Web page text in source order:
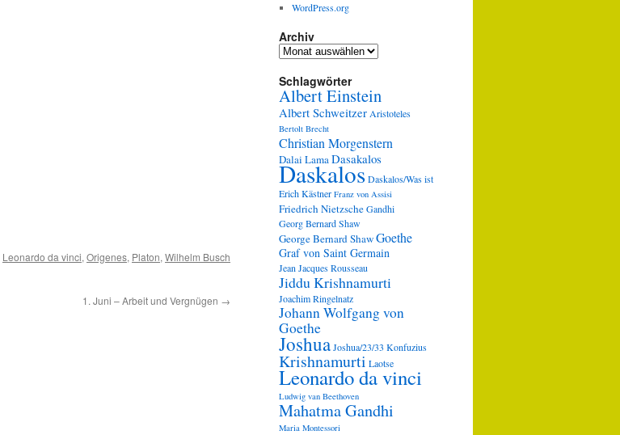
Leonardo da vinci, Origenes, Platon, Wilhelm Busch
1. Juni – Arbeit und Vergnügen →
WordPress.org
Archiv
Archiv
Schlagwörter
Albert Einstein
Albert Schweitzer Aristoteles
Bertolt Brecht
Christian Morgenstern
Dalai LamaDasakalos
DaskalosDaskalos/Was ist
Erich Kästner Franz von Assisi
Friedrich NietzscheGandhi
Georg Bernard Shaw
George Bernard ShawGoethe
Graf von Saint Germain
Jean Jacques Rousseau
Jiddu Krishnamurti
Joachim Ringelnatz
Johann Wolfgang von
Goethe
JoshuaJoshua/23/33 Konfuzius
Krishnamurti Laotse
Leonardo da vinci
Ludwig van Beethoven
Mahatma Gandhi
Maria Montessori